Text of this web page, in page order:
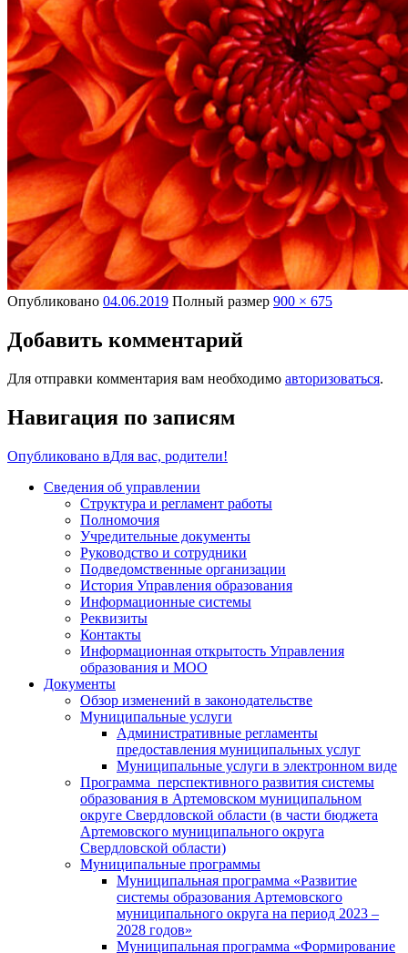
Опубликовано 04.06.2019 Полный размер 900 × 675
Добавить комментарий
Для отправки комментария вам необходимо авторизоваться.
Навигация по записям
Опубликовано вДля вас, родители!
Сведения об управлении
Структура и регламент работы
Полномочия
Учредительные документы
Руководство и сотрудники
Подведомственные организации
История Управления образования
Информационные системы
Реквизиты
Контакты
Информационная открытость Управления
образования и МОО
Документы
Обзор изменений в законодательстве
Муниципальные услуги
Административные регламенты
предоставления муниципальных услуг
Муниципальные услуги в электронном виде
Программа перспективного развития системы
образования в Артемовском муниципальном
округе Свердловской области (в части бюджета
Артемовского муниципального округа
Свердловской области)
Муниципальные программы
Муниципальная программа «Развитие
системы образования Артемовского
муниципального округа на период 2023 –
2028 годов»
Муниципальная программа «Формирование